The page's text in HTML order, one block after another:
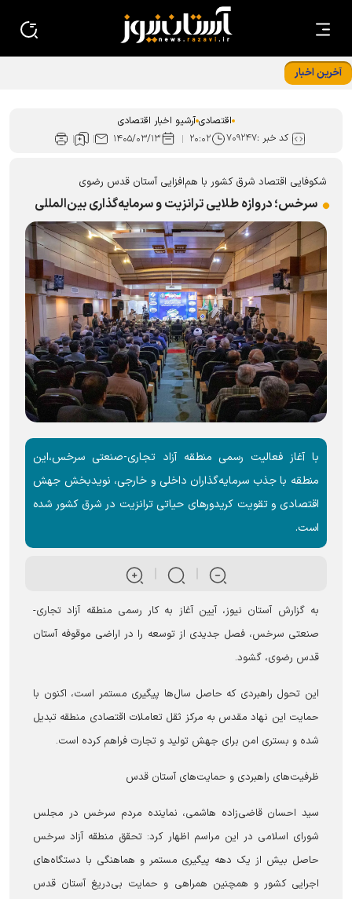
آخرین اخبار
اقتصادی آرشیو اخبار اقتصادی
کد خبر :۷۰۹۲۴۷ ۲۰:۰۲ ۱۴۰۵/۰۳/۱۳
شکوفایی اقتصاد شرق کشور با هم‌افزایی آستان قدس رضوی
سرخس؛ دروازه طلایی ترانزیت و سرمایه‌گذاری بین‌المللی
با آغاز فعالیت رسمی منطقه آزاد تجاری-صنعتی سرخس،این
منطقه با جذب سرمایه‌گذاران داخلی و خارجی، نویدبخش جهش
اقتصادی و تقویت کریدورهای حیاتی ترانزیت در شرق کشور شده
است.
به گزارش آستان نیوز، آیین آغاز به کار رسمی منطقه آزاد تجاری-
صنعتی سرخس، فصل جدیدی از توسعه را در اراضی موقوفه آستان
قدس رضوی، گشود.
این تحول راهبردی که حاصل سال‌ها پیگیری مستمر است، اکنون با
حمایت این نهاد مقدس به مرکز ثقل تعاملات اقتصادی منطقه تبدیل
شده و بستری امن برای جهش تولید و تجارت فراهم کرده است.
ظرفیت‌های راهبردی و حمایت‌های آستان قدس
سید احسان قاضی‌زاده هاشمی، نماینده مردم سرخس در مجلس
شورای اسلامی در این مراسم اظهار کرد: تحقق منطقه آزاد سرخس
حاصل بیش از یک دهه پیگیری مستمر و هماهنگی با دستگاه‌های
اجرایی کشور و همچنین همراهی و حمایت بی‌دریغ آستان قدس